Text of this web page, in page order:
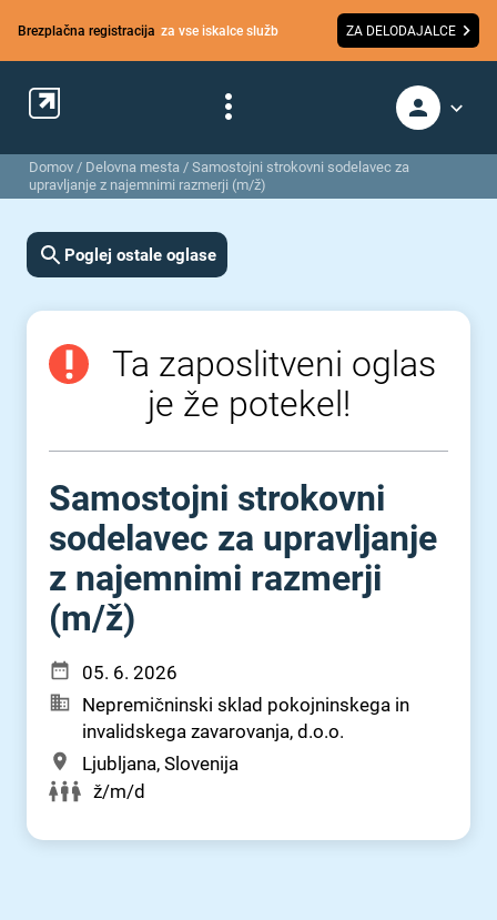
Brezplačna registracija za vse iskalce služb ZA DELODAJALCE
Domov / Delovna mesta / Samostojni strokovni sodelavec za
upravljanje z najemnimi razmerji (m/ž)
Poglej ostale oglase
Ta zaposlitveni oglas
je že potekel!
Samostojni strokovni
sodelavec za upravljanje
z najemnimi razmerji
(m⁠/⁠ž)
05. 6. 2026
Nepremičninski sklad pokojninskega in
invalidskega zavarovanja, d.o.o.
Ljubljana, Slovenija
ž/m/d